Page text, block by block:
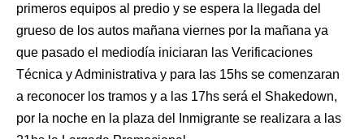
primeros equipos al predio y se espera la llegada del
grueso de los autos mañana viernes por la mañana ya
que pasado el mediodía iniciaran las Verificaciones
Técnica y Administrativa y para las 15hs se comenzaran
a reconocer los tramos y a las 17hs será el Shakedown,
por la noche en la plaza del Inmigrante se realizara a las